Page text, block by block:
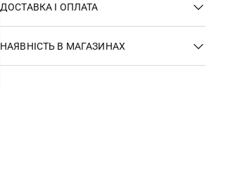
ДОСТАВКА І ОПЛАТА
НАЯВНІСТЬ В МАГАЗИНАХ